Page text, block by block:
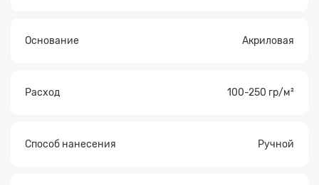
Основание Акриловая
Расход 100-250 гр/м²
Способ нанесения Ручной